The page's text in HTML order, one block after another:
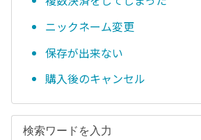
ニックネーム変更
保存が出来ない
購入後のキャンセル